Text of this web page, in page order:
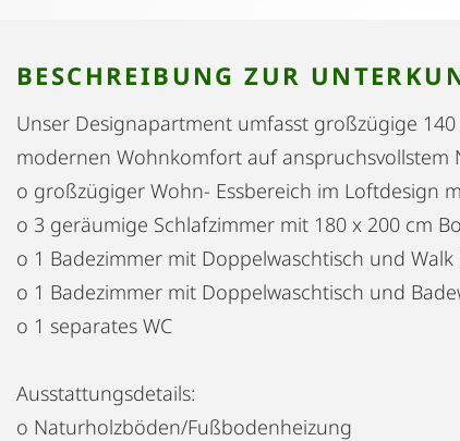
BESCHREIBUNG ZUR
Unser Designapartment umfasst großzügige
modernen Wohnkomfort auf anspruchsvollstem
o großzügiger Wohn- Essbereich im Loftdesign
o 3 geräumige Schlafzimmer mit 180 x 200 cm
o 1 Badezimmer mit Doppelwaschtisch und
o 1 Badezimmer mit Doppelwaschtisch und
o 1 separates WC
Ausstattungsdetails:
o Naturholzböden/Fußbodenheizung